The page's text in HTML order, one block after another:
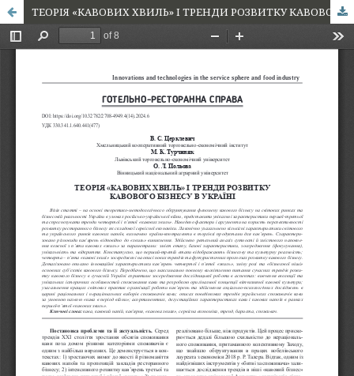
ТЕОРІЯ «КАВОВИХ ХВИЛЬ» І ТРЕНДИ РОЗВИТКУ КАВОВОГО БІЗНЕСУ В УКРАЇНІ